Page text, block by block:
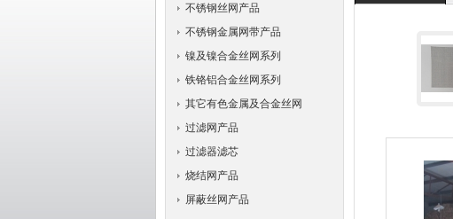
不锈钢丝网产品
不锈钢金属网带产品
镍及镍合金丝网系列
铁铬铝合金丝网系列
其它有色金属及合金丝网
过滤网产品
过滤器滤芯
烧结网产品
屏蔽丝网产品